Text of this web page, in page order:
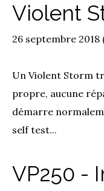
Violent
26 septembre 2018
Un Violent Storm
propre, aucune
démarre
self test...
VP250 -